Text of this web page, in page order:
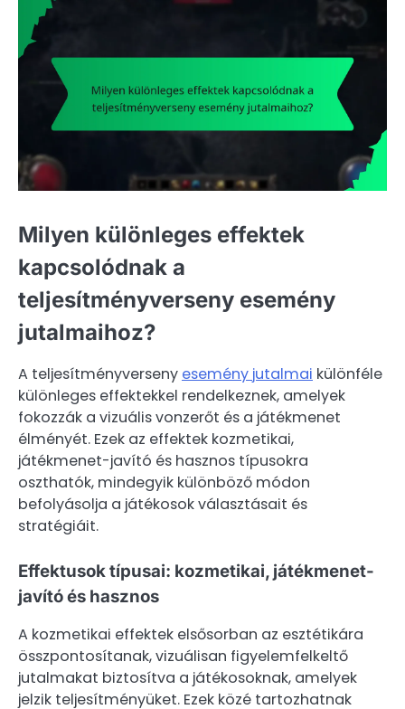
Milyen különleges effektek
kapcsolódnak a
teljesítményverseny esemény
jutalmaihoz?
A teljesítményverseny esemény jutalmai különféle
különleges effektekkel rendelkeznek, amelyek
fokozzák a vizuális vonzerőt és a játékmenet
élményét. Ezek az effektek kozmetikai,
játékmenet-javító és hasznos típusokra
oszthatók, mindegyik különböző módon
befolyásolja a játékosok választásait és
stratégiáit.
Effektusok típusai: kozmetikai, játékmenet-
javító és hasznos
A kozmetikai effektek elsősorban az esztétikára
összpontosítanak, vizuálisan figyelemfelkeltő
jutalmakat biztosítva a játékosoknak, amelyek
jelzik teljesítményüket. Ezek közé tartozhatnak